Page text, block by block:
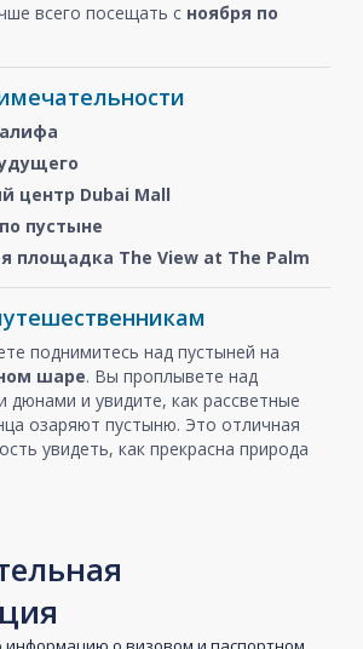
всего посещать с ноября по
центр Dubai Mall
пустыне
площадка The View at The Palm
поднимитесь над пустыней на
шаре. Вы проплывете над
дюнами и увидите, как рассветные
озаряют пустыню. Это отличная
увидеть, как прекрасна природа